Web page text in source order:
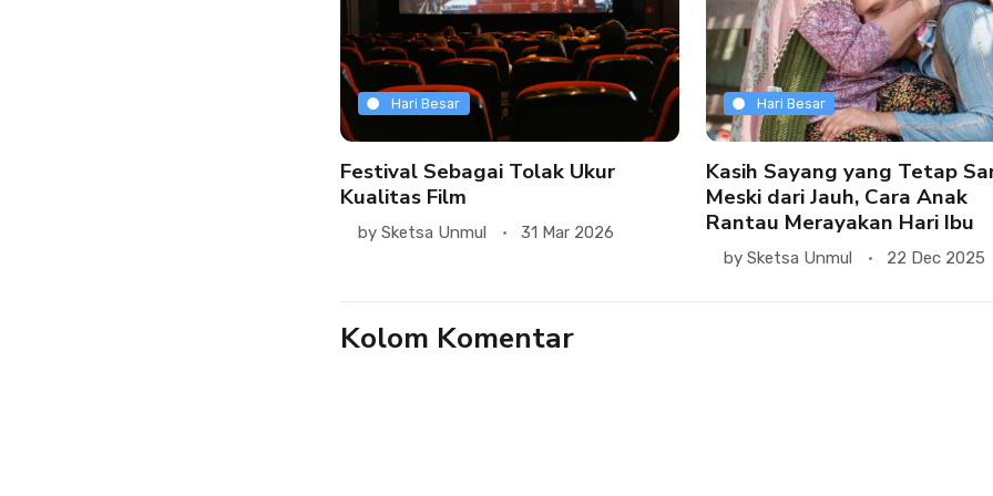
Hari Besar
Festival Sebagai Tolak Ukur
Kualitas Film
by Sketsa Unmul 31 Mar 2026
Hari Besar
Kasih Sayang yang Tetap
Meski dari Jauh, Cara Anak
Rantau Merayakan Hari Ibu
by Sketsa Unmul 22 Dec 2025
Kolom Komentar